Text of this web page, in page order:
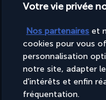
Votre vie privée
Nos partenaires et
cookies pour vous
personnalisation
notre site, adapter
d'intérêts et enfin
fréquentation.